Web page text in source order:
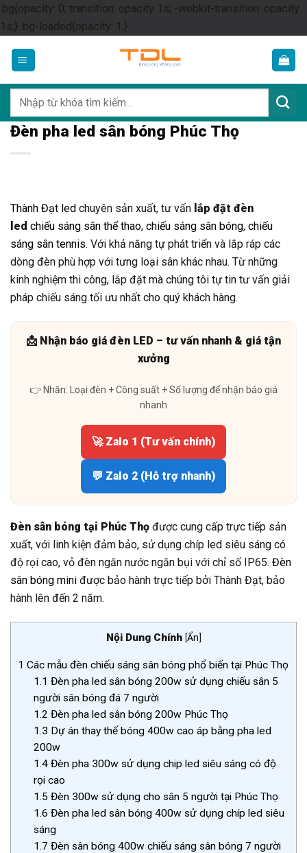
.bg{opacity: 0; transition: opacity 1s; -webkit-transition: opacity
1s;} .bg-loaded{opacity: 1;}Skip
content
kiếm:
Đèn pha led sân bóng Phúc Thọ
Thành Đạt led chuyên sản xuất, tư vấn lắp đặt đèn
led chiếu sáng sân thể thao, chiếu sáng sân bóng, chiếu
sáng sân tennis. Với khả năng tự phát triển và lắp ráp các
dòng đèn phù hợp với tưng loại sân khác nhau. Từ những
kinh nghiệm thi công, lắp đặt mà chúng tôi tự tin tư vấn giải
pháp chiếu sáng tối ưu nhất cho quý khách hàng.
📩 Nhận báo giá đèn LED – tư vấn nhanh & giá tận
xưởng
👉 Nhắn: Loại đèn + Công suất + Số lượng để nhận báo giá
nhanh
🚀 Zalo 1 (Tư vấn chính)
💬 Zalo 2 (Hỗ trợ nhanh)
Đèn sân bóng tại Phúc Thọ được cung cấp trực tiếp sản
xuất, với linh kiện đảm bảo, sử dụng chíp led siêu sáng có
độ rọi cao, vỏ đèn ngăn nước ngăn bụi với chỉ số IP65. Đèn
sân bóng mini được bảo hành trực tiếp bởi Thành Đạt, bảo
hành lên đến 2 năm.
Nội Dung Chính [Ẩn]
1 Các mẫu đèn chiếu sáng sân bóng phổ biến tại Phúc Thọ
1.1 Đèn pha led sân bóng 200w sử dụng chiếu sân 5
người sân bóng đá 7 người
1.2 Đèn pha led sân bóng 200w Phúc Thọ
1.3 Dự án thay thế bóng 400w cao áp bằng pha led
200w
1.4 Đèn pha 300w sử dụng chip led siêu sáng có độ
rọi cao
1.5 Đèn 300w sử dụng cho sân 5 người tại Phúc Thọ
1.6 Đèn pha led sân bóng 400w sử dụng chíp led siêu
sáng
1.7 Đèn sân bóng 400w chiếu sáng sân bóng 7 người